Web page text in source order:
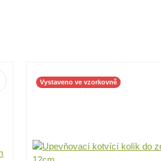
Vystaveno ve vzorkovně